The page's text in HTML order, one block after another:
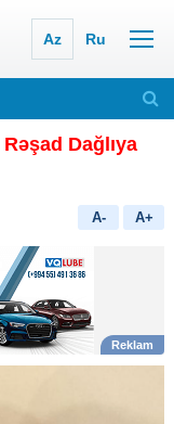
Az Ru
Rəşad Dağlıya
A- A+